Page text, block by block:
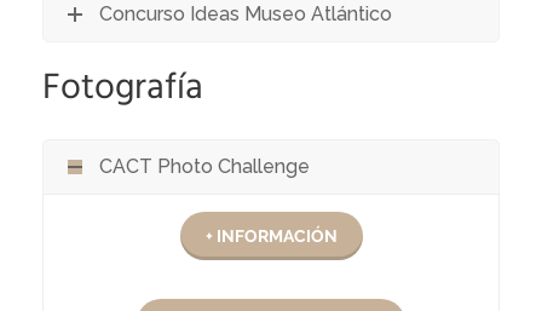
Concurso Ideas Museo Atlántico
Fotografía
CACT Photo Challenge
+ INFORMACIÓN